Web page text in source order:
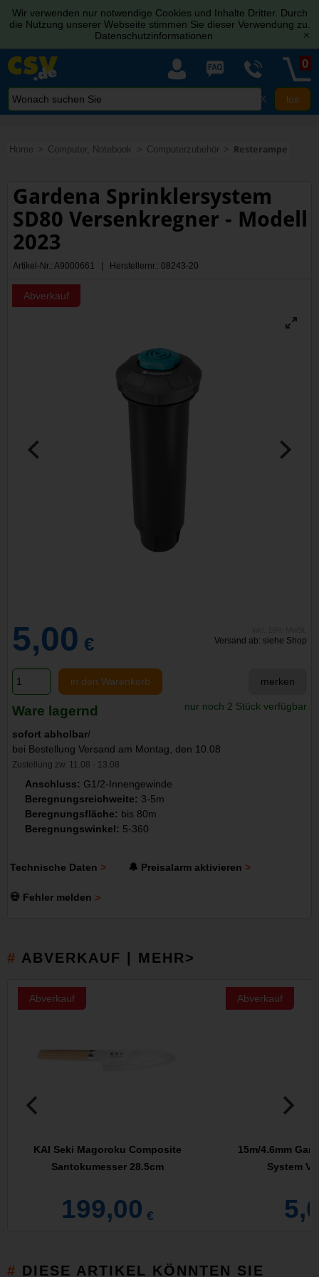
Wir verwenden nur notwendige Cookies und Inhalte Dritter. Durch
die Nutzung unserer Webseite stimmen Sie dieser Verwendung zu.
Datenschutzinformationen
[x]
X
0
Home Computer, Notebook Computerzubehör Resterampe
Gardena Sprinklersystem
SD80 Versenkregner - Modell
2023
Artikel-Nr.: A9000661 | Herstellernr.: 08243-20
Abverkauf
5,00 € Versand ab: siehe Shop
in den Warenkorb merken
Ware lagernd nur noch 2 Stück verfügbar
sofort abholbar/
bei Bestellung Versand am Montag, den 10.08
Zustellung zw. 11.08 - 13.08
Anschluss: G1/2-Innengewinde
Beregnungsreichweite: 3-5m
Beregnungsfläche: bis 80m
Beregnungswinkel: 5-360
Technische Daten 🔔 Preisalarm aktivieren
💀 Fehler melden
ABVERKAUF | MEHR>
Abverkauf
KAI Seki Magoroku Composite
Santokumesser 28.5cm
199,00 €
Abverkauf
15m/4.6mm
System
DIESE ARTIKEL KÖNNTEN SIE